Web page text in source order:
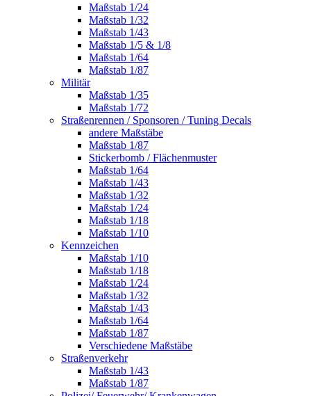
Maßstab 1/24
Maßstab 1/32
Maßstab 1/43
Maßstab 1/5 & 1/8
Maßstab 1/64
Maßstab 1/87
Militär
Maßstab 1/35
Maßstab 1/72
Straßenrennen / Sponsoren / Tuning Decals
andere Maßstäbe
Maßstab 1/87
Stickerbomb / Flächenmuster
Maßstab 1/64
Maßstab 1/43
Maßstab 1/32
Maßstab 1/24
Maßstab 1/18
Maßstab 1/10
Kennzeichen
Maßstab 1/10
Maßstab 1/18
Maßstab 1/24
Maßstab 1/32
Maßstab 1/43
Maßstab 1/64
Maßstab 1/87
Verschiedene Maßstäbe
Straßenverkehr
Maßstab 1/43
Maßstab 1/87